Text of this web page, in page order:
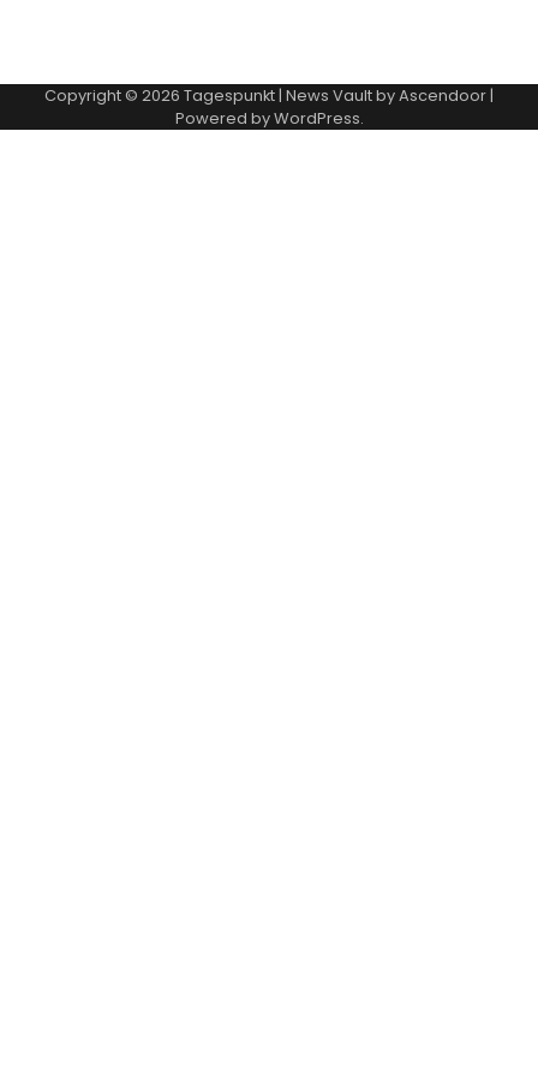
Copyright © 2026 Tagespunkt| News Vault byAscendoor|
Powered byWordPress.